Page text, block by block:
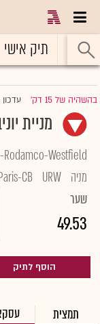
ראשי תיק אישי
בהשהיה של 15 דק' |עדכון
מניית
Rodamco-Westfield
מניה URW
CB
שער
49.53
הוסף לתיק
תמצית